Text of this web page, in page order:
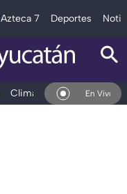
Azteca 7 Deportes
Clima DeportesEn Vivo